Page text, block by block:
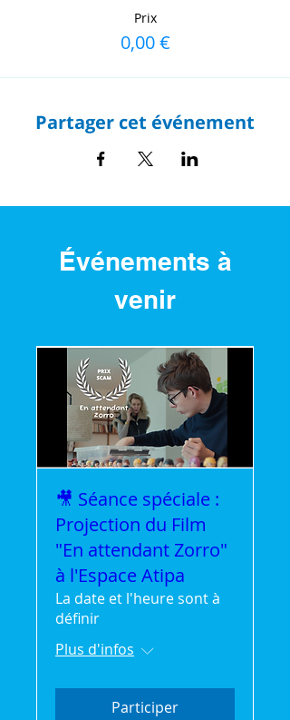
: Maxime : 06 37 37 62 41,
Merci de vous connecter 15 minutes
pouvoir commencer à l'heure. Prenez
Prix
0,00 €
Partager cet événement
Événements à
venir
🎥 Séance spéciale :
Projection du Film
"En attendant Zorro"
à l'Espace Atipa
La date et l'heure sont à
définir
Plus d'infos
Participer